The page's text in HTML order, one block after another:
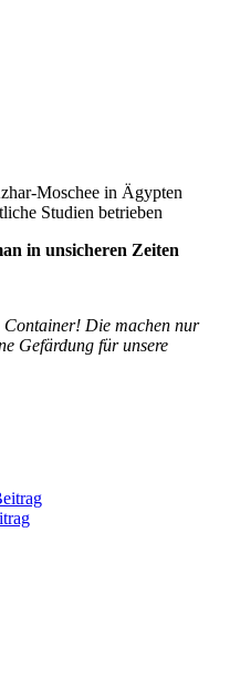
Moschee in Ägypten
Studien betrieben
in unsicheren Zeiten
Container! Die machen nur
Gefärdung für unsere